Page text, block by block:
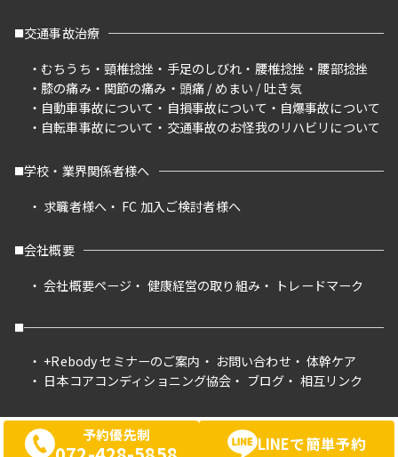
予約優先制 LINEで簡単予約
交通事故治療
むちうち
頸椎捻挫 手足のしびれ 腰椎捻挫
腰部捻挫
膝の痛み
関節の痛み
頭痛 / めまい / 吐き気
自動車事故について
自損事故について
自爆事故について
自転車事故について
交通事故のお怪我のリハビリについて
学校・業界関係者様へ
求職者様へ
FC 加入ご検討者様へ
会社概要
会社概要ページ
健康経営の取り組み トレードマーク
+Rebody セミナーのご案内 お問い合わせ
体幹ケア
日本コアコンディショニング協会
ブログ 相互リンク